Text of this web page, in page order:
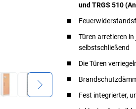
und TRGS 510
Türen arretieren
selbstschließend
Die Türen
Fest integrierter,